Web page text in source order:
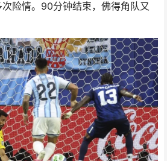
险情。90分钟结束，佛得角队又